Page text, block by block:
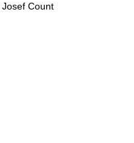
Count